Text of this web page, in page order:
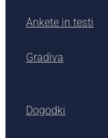
Ankete in testi
Gradiva
Dogodki